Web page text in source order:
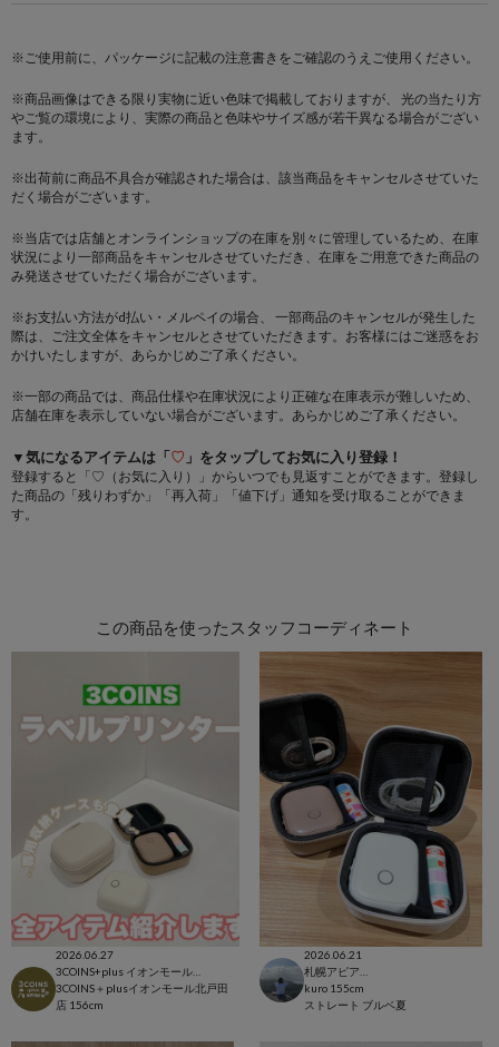
※ご使用前に、パッケージに記載の注意書きをご確認のうえご使用ください。
※商品画像はできる限り実物に近い色味で掲載しておりますが、 光の当たり方
やご覧の環境により、実際の商品と色味やサイズ感が若干異なる場合がござい
ます。
※出荷前に商品不具合が確認された場合は、該当商品をキャンセルさせていた
だく場合がございます。
※当店では店舗とオンラインショップの在庫を別々に管理しているため、在庫
状況により一部商品をキャンセルさせていただき、在庫をご用意できた商品の
み発送させていただく場合がございます。
※お支払い方法がd払い・メルペイの場合、 一部商品のキャンセルが発生した
際は、ご注文全体をキャンセルとさせていただきます。お客様にはご迷惑をお
かけいたしますが、あらかじめご了承ください。
※一部の商品では、商品仕様や在庫状況により正確な在庫表示が難しいため、
店舗在庫を表示していない場合がございます。あらかじめご了承ください。
▼気になるアイテムは「♡ 」をタップしてお気に入り登録！
登録すると「♡（お気に入り）」からいつでも見返すことができます。登録し
た商品の「残りわずか」「再入荷」「値下げ」通知を受け取ることができま
す。
この商品を使ったスタッフコーディネート
2026.06.27
3COINS＋plusイオンモール北戸田
店 156cm
2026.06.21
kuro 155cm
ストレート ブルベ夏